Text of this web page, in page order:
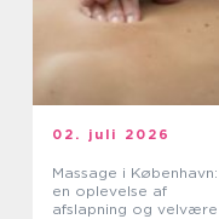
02. juli 2026
Massage i København:
en oplevelse af
afslapning og velvære